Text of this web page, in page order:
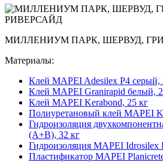
МИЛЛЕНИУМ ПАРК, ШЕРВУД,
Материалы:
Клей MAPEI Adesilex P4 серый,
Клей MAPEI Granirapid белый,
Клей MAPEI Kerabond, 25 кг
Полиуретановый клей MAPEI
Гидроизоляция
(А+B), 32 кг
Гидроизоляция MAPEI Idrosilex
Пластификатор MAPEI